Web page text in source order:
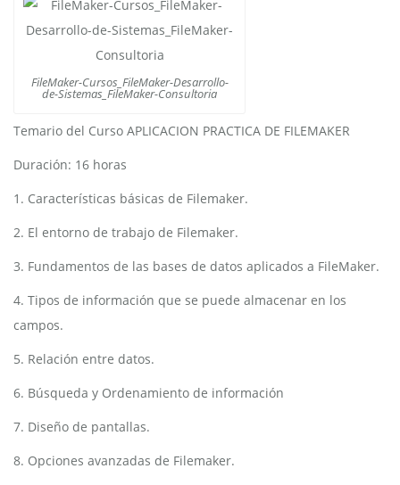
FileMaker-Cursos_FileMaker-Desarrollo-
de-Sistemas_FileMaker-Consultoria
Temario del Curso APLICACION PRACTICA DE FILEMAKER
Duración: 16 horas
1. Características básicas de Filemaker.
2. El entorno de trabajo de Filemaker.
3. Fundamentos de las bases de datos aplicados a FileMaker.
4. Tipos de información que se puede almacenar en los
campos.
5. Relación entre datos.
6. Búsqueda y Ordenamiento de información
7. Diseño de pantallas.
8. Opciones avanzadas de Filemaker.